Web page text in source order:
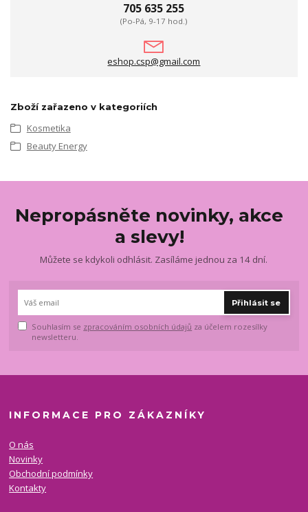
705 635 255
(Po-Pá, 9-17 hod.)
eshop.csp@gmail.com
Zboží zařazeno v kategoriích
Kosmetika
Beauty Energy
Nepropásněte novinky, akce
a slevy!
Můžete se kdykoli odhlásit. Zasíláme jednou za 14 dní.
Přihlásit se
Souhlasím se zpracováním osobních údajů za účelem rozesílky
newsletteru.
INFORMACE PRO ZÁKAZNÍKY
O nás
Novinky
Obchodní podmínky
Kontakty